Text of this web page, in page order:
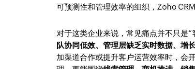
可预测性和管理效率的组织，Zoho
对于这类企业来说，常见痛点并不只是
队协同低效、管理层缺乏实时数据、增
加渠道合作或提升客户运营效率时，会